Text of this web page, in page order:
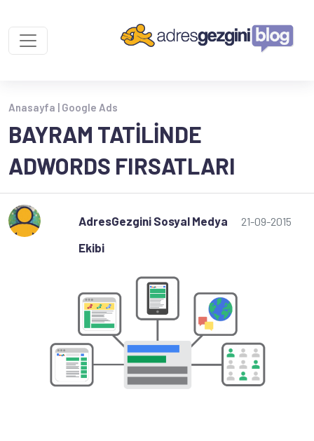
Anasayfa | Google Ads
BAYRAM TATILINDE
ADWORDS FIRSATLARI
AdresGezgini Sosyal Medya
Ekibi
21-09-2015